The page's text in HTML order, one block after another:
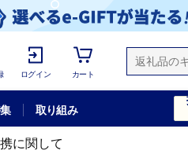
ログイン カート
取り組み
に関して